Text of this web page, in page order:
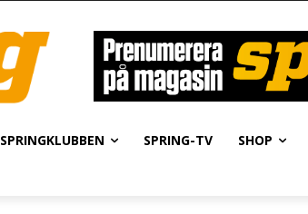
SPRINGKLUBBEN SPRING-TV SHOP